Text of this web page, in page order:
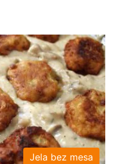
Jela bez mesa